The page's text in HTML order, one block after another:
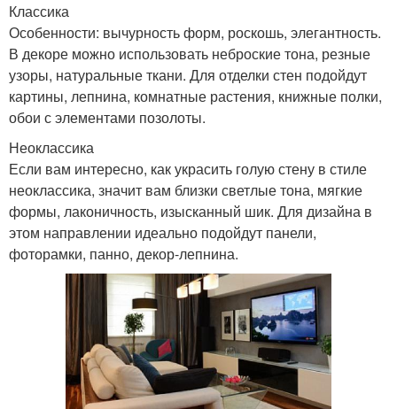
Классика
Особенности: вычурность форм, роскошь, элегантность.
В декоре можно использовать неброские тона, резные
узоры, натуральные ткани. Для отделки стен подойдут
картины, лепнина, комнатные растения, книжные полки,
обои с элементами позолоты.
Неоклассика
Если вам интересно, как украсить голую стену в стиле
неоклассика, значит вам близки светлые тона, мягкие
формы, лаконичность, изысканный шик. Для дизайна в
этом направлении идеально подойдут панели,
фоторамки, панно, декор-лепнина.